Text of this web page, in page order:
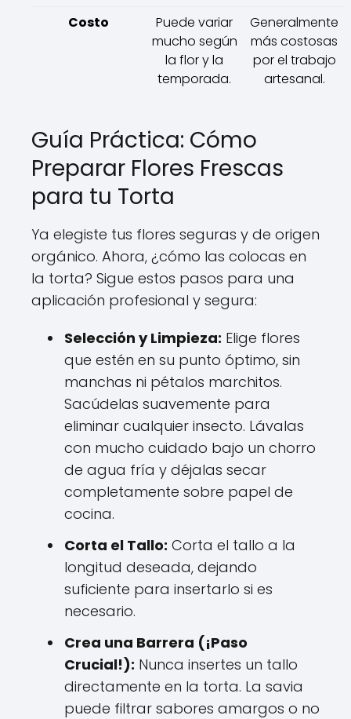
Costo
Puede variar
mucho según
la flor y la
temporada.
Generalmente
más costosas
por el trabajo
artesanal.
Guía Práctica: Cómo
Preparar Flores Frescas
para tu Torta
Ya elegiste tus flores seguras y de origen
orgánico. Ahora, ¿cómo las colocas en
la torta? Sigue estos pasos para una
aplicación profesional y segura:
Selección y Limpieza: Elige flores
que estén en su punto óptimo, sin
manchas ni pétalos marchitos.
Sacúdelas suavemente para
eliminar cualquier insecto. Lávalas
con mucho cuidado bajo un chorro
de agua fría y déjalas secar
completamente sobre papel de
cocina.
Corta el Tallo: Corta el tallo a la
longitud deseada, dejando
suficiente para insertarlo si es
necesario.
Crea una Barrera (¡Paso
Crucial!): Nunca insertes un tallo
directamente en la torta. La savia
puede filtrar sabores amargos o no